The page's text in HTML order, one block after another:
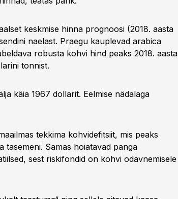
keskmise hinna prognoosi (2018. aasta
naelast. Praegu kauplevad arabica
robusta kohvi hind peaks 2018. aasta
tonnist.
käia 1967 dollarit. Eelmise nädalaga
tekkima kohvidefitsiit, mis peaks
tasemeni. Samas hoiatavad panga
sest riskifondid on kohvi odavnemisele